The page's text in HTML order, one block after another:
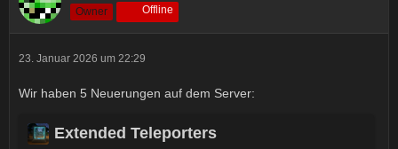
Owner Offline
23. Januar 2026 um 22:29
Wir haben 5 Neuerungen auf dem Server:
Extended Teleporters